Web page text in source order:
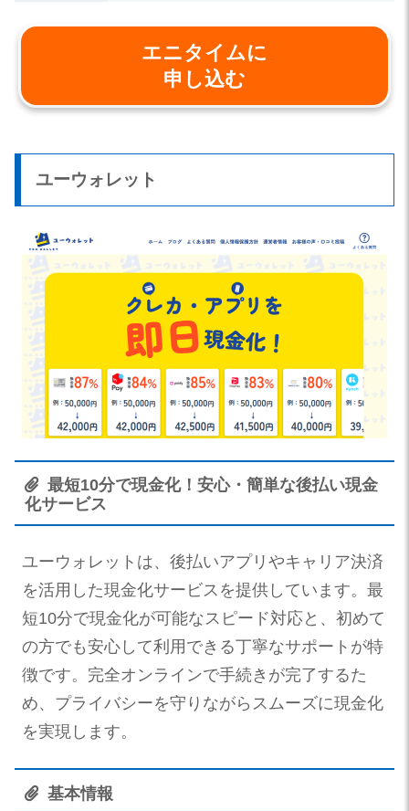
エニタイムに
申し込む
ユーウォレット
最短10分で現金化！安心・簡単な後払い現金
化サービス
ユーウォレットは、後払いアプリやキャリア決済
を活用した現金化サービスを提供しています。最
短10分で現金化が可能なスピード対応と、初めて
の方でも安心して利用できる丁寧なサポートが特
徴です。完全オンラインで手続きが完了するた
め、プライバシーを守りながらスムーズに現金化
を実現します。
基本情報